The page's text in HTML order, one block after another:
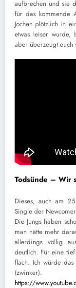
aufbrechen und sie
für das kommende
Jochen plötzlich in
etwas leiser wurde,
aber überzeugt euch
Todsünde – Wir
Dieses, auch am
Single der
Die Jungs haben
man hätte mehr
allerdings völlig
deutlich. Für eine
flach. Ich würde
(zwinker).
https://